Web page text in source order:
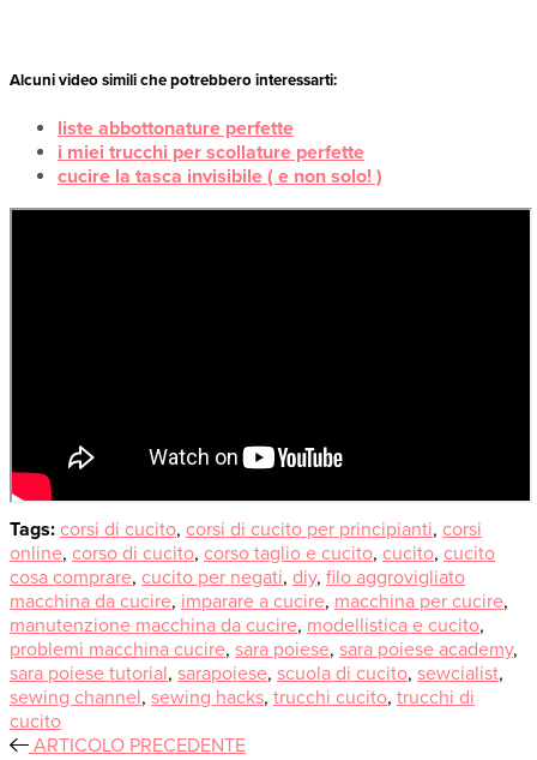
Alcuni video simili che potrebbero interessarti:
liste abbottonature perfette
i miei trucchi per scollature perfette
cucire la tasca invisibile ( e non solo! )
Tags: corsi di cucito, corsi di cucito per principianti, corsi
online, corso di cucito, corso taglio e cucito, cucito, cucito
cosa comprare, cucito per negati, diy, filo aggrovigliato
macchina da cucire, imparare a cucire, macchina per cucire,
manutenzione macchina da cucire, modellistica e cucito,
problemi macchina cucire, sara poiese, sara poiese academy,
sara poiese tutorial, sarapoiese, scuola di cucito, sewcialist,
sewing channel, sewing hacks, trucchi cucito, trucchi di
cucito
ARTICOLO PRECEDENTE